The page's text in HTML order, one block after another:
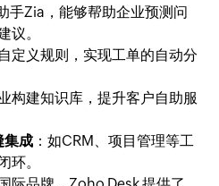
手Zia，能够帮助企业预测问
议。
定义规则，实现工单的自动分
构建知识库，提升客户自助服
集成 ：如CRM、项目管理等工
环。